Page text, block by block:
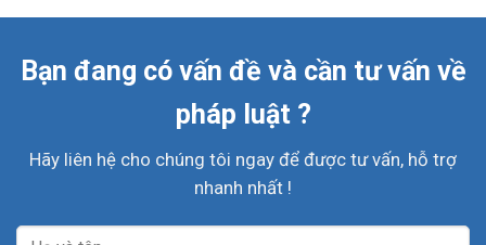
Bạn đang có vấn đề và cần tư vấn về
pháp luật ?
Hãy liên hệ cho chúng tôi ngay để được tư vấn, hỗ trợ
nhanh nhất !